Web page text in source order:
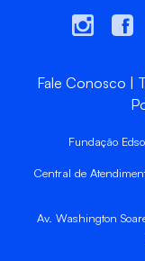
Fale Conosco
Fundação
Central de
Av. Washington